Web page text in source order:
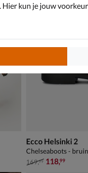
Ecco Helsinki 2
Chelseaboots - bruin
van € 169,99 voor
169,99 118,99
. Hier kun je jouw